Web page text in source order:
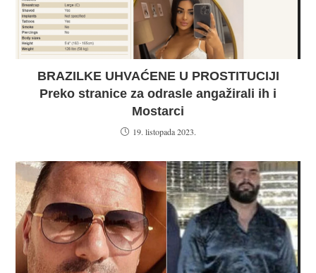
BRAZILKE UHVAĆENE U PROSTITUCIJI
Preko stranice za odrasle angažirali ih i
Mostarci
19. listopada 2023.